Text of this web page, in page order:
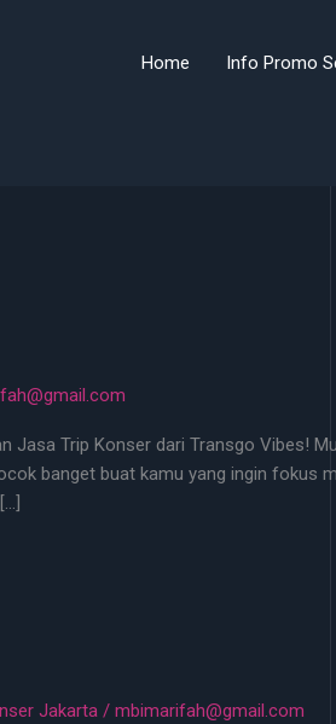
Home Info Promo
Trip Konser dari Transgo Vibes!
banget buat kamu yang ingin fokus
Jakarta / mbimarifah@gmail.com